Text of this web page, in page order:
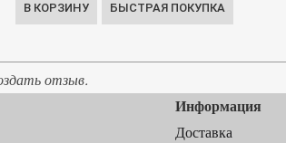
отзыв.
Информация
Доставка